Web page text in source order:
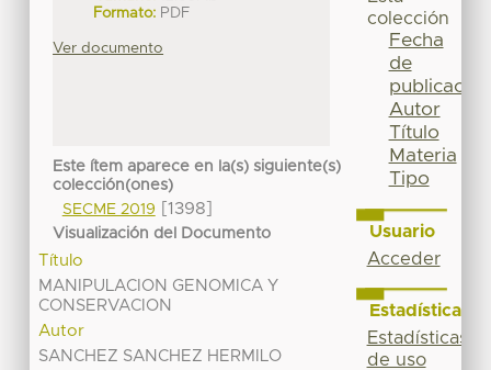
Formato: PDF
Ver documento
Este ítem aparece en la(s) siguiente(s)
colección(ones)
SECME 2019
[1398]
Visualización del Documento
Título
MANIPULACION GENOMICA Y
CONSERVACION
Autor
SANCHEZ SANCHEZ HERMILO
colección
Fecha
de
publicación
Autor
Título
Materia
Tipo
Usuario
Acceder
Estadísticas
Estadísticas
de uso